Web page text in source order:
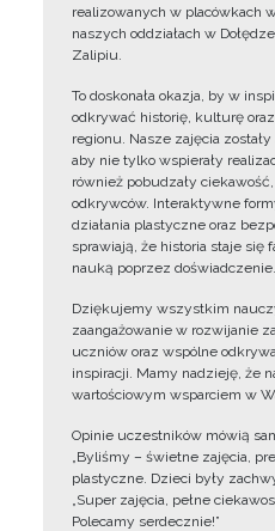
realizowanych w placówkach
naszych oddziałach w
Zalipiu.
To doskonała okazja, by w
odkrywać historię, kulturę
regionu. Nasze zajęcia
aby nie tylko wspierały
również pobudzały
odkrywców. Interaktywne
działania plastyczne oraz
sprawiają, że historia staje się
nauką poprzez doświadczenie.
Dziękujemy wszystkim
zaangażowanie w rozwijanie
uczniów oraz wspólne
inspiracji. Mamy nadzieję, że
wartościowym wsparciem w
Opinie uczestników mówią
„Byliśmy – świetne zajęcia,
plastyczne. Dzieci były
„Super zajęcia, pełne
Polecamy serdecznie!”